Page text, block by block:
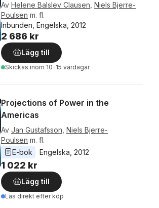
Av Helene Balslev Clausen Niels Bjerre-
Poulsen m. fl.
Inbunden, Engelska, 2012
2 686 kr
Lägg till
Skickas inom 10-15 vardagar
Projections of Power in the
Americas
Av Jan Gustafsson Niels Bjerre-
Poulsen m. fl.
E-bok
Engelska 2012
1 022 kr
Lägg till
Läs direkt efter köp